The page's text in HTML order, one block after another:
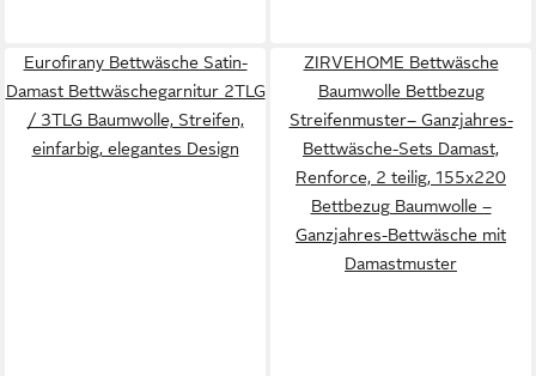
Eurofirany Bettwäsche Satin-
Damast Bettwäschegarnitur 2TLG
/ 3TLG Baumwolle, Streifen,
einfarbig, elegantes Design
ZIRVEHOME Bettwäsche
Baumwolle Bettbezug
Streifenmuster– Ganzjahres-
Bettwäsche-Sets Damast,
Renforce, 2 teilig, 155x220
Bettbezug Baumwolle –
Ganzjahres-Bettwäsche mit
Damastmuster